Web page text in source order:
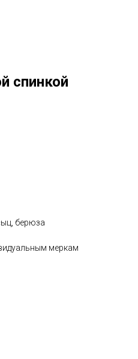
спинкой
берюза
меркам